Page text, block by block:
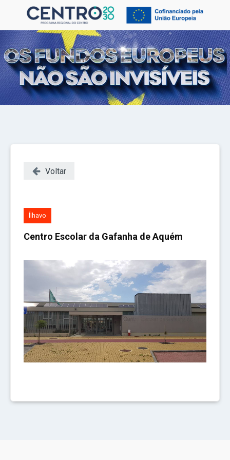
Voltar
Ílhavo
Centro Escolar da Gafanha de Aquém